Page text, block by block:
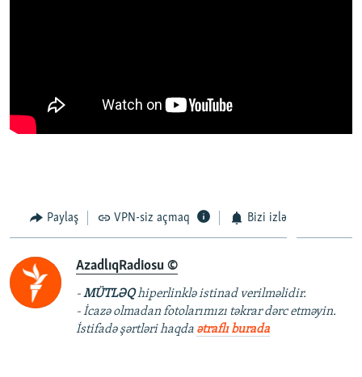
Paylaş VPN-siz açmaq Bizi izlə
AzadlıqRadiosu ©
-MÜTLƏQhiperlinklə istinad verilməlidir.
- İcazə olmadan fotolarımızı təkrar dərc etməyin.
İstifadə şərtləri haqda ətraflı burada